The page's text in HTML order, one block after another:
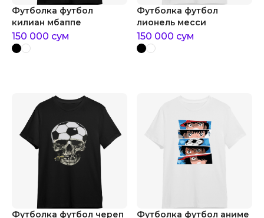
Футболка футбол
килиан мбаппе
150 000 сум
Футболка футбол
лионель месси
150 000 сум
Футболка футбол череп Футболка футбол аниме